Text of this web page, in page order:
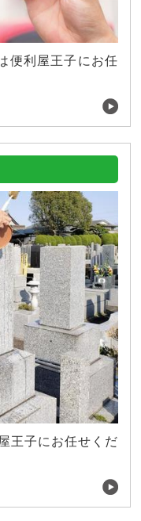
便利屋王子にお任
王子にお任せくだ